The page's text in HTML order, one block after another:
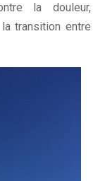
la douleur,
transition entre